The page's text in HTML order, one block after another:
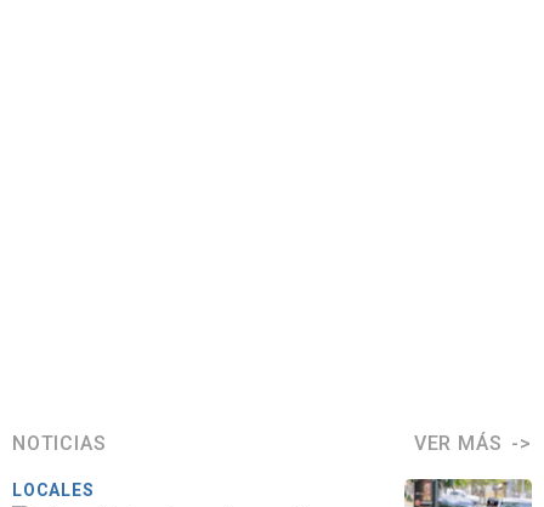
NOTICIAS VER MÁS
LOCALES